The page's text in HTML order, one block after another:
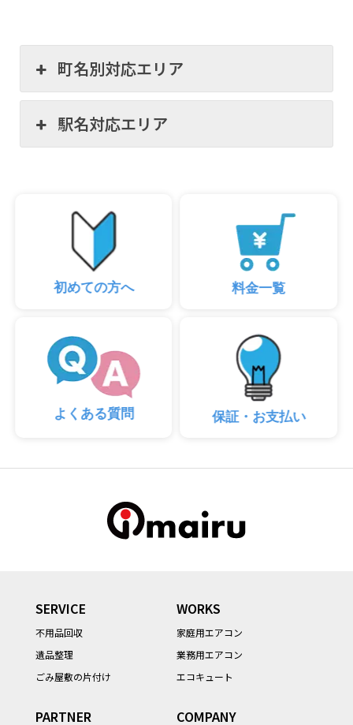
町名別対応エリア
駅名対応エリア
初めての方へ 料金一覧
よくある質問 保証・お支払い
SERVICE
不用品回収
遺品整理
ごみ屋敷の片付け
WORKS
家庭用エアコン
業務用エアコン
エコキュート
PARTNER COMPANY